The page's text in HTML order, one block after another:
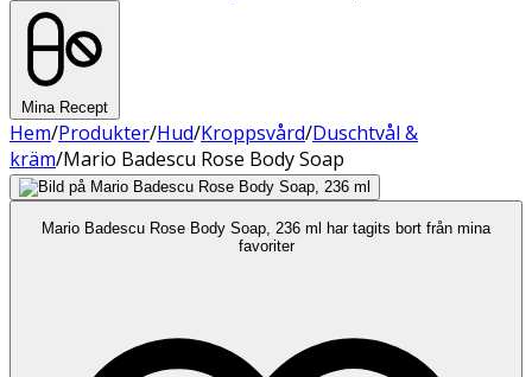
Mina Recept
Hem/Produkter/Hud/Kroppsvård/Duschtvål &
kräm/Mario Badescu Rose Body Soap
Mario Badescu Rose Body Soap, 236 ml har tagits bort från mina
favoriter